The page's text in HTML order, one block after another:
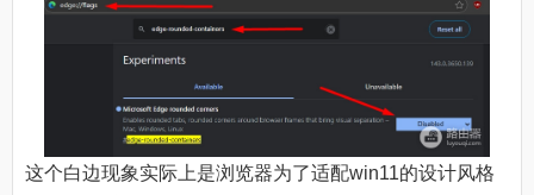
这个白边现象实际上是浏览器为了适配win11的设计风格